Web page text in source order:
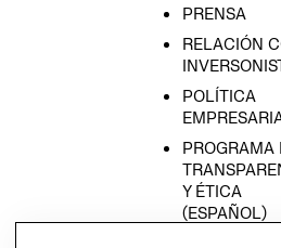
PRENSA
RELACIÓN
POLÍTICA
PROGRAMA
Y ÉTICA
(ESPAÑOL)